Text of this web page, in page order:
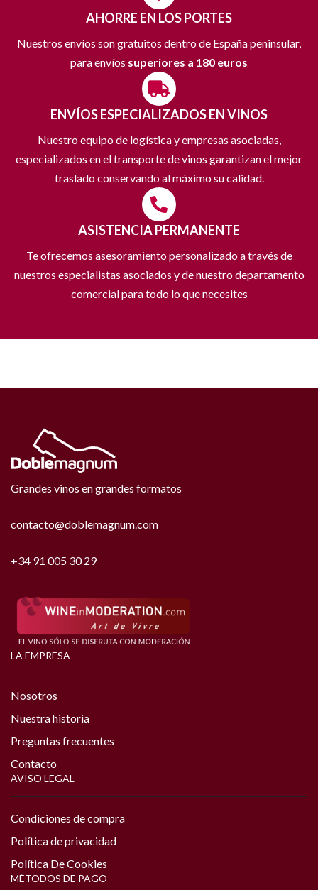
AHORRE EN LOS PORTES
Nuestros envíos son gratuitos dentro de España peninsular,
para envíos superiores a 180 euros
ENVÍOS ESPECIALIZADOS EN VINOS
Nuestro equipo de logística y empresas asociadas,
especializados en el transporte de vinos garantizan el mejor
traslado conservando al máximo su calidad.
ASISTENCIA PERMANENTE
Te ofrecemos asesoramiento personalizado a través de
nuestros especialistas asociados y de nuestro departamento
comercial para todo lo que necesites
Grandes vinos en grandes formatos
contacto@doblemagnum.com
+34 91 005 30 29
LA EMPRESA
Nosotros
Nuestra historia
Preguntas frecuentes
Contacto
AVISO LEGAL
Condiciones de compra
Política de privacidad
Política De Cookies
MÉTODOS DE PAGO